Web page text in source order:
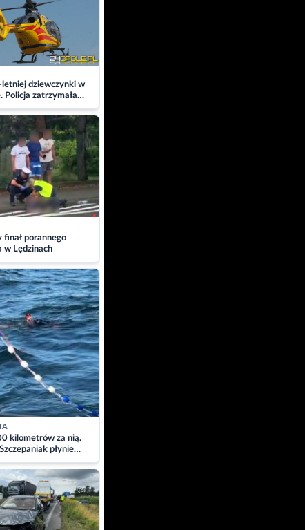
letniej dziewczynki w
Policja zatrzymała
finał porannego
w Lędzinach
kilometrów za nią.
płynie
dla Piotra.